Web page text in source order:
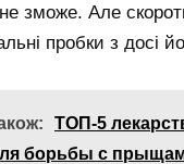
зможе. Але
пробки з досі
ТОП-5
борьбы с